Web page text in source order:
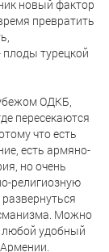
новый фактор
превратить
плоды турецкой
ОДКБ,
пересекаются
что есть
есть армяно-
но очень
религиозную
Можно
любой удобный